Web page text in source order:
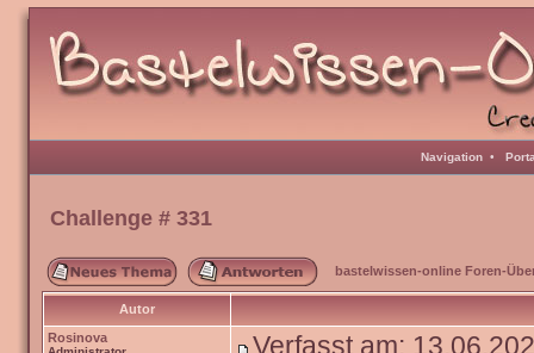
Navigation •
Challenge # 331
bastelwissen-online Foren-
Autor
Rosinova
Verfasst am: